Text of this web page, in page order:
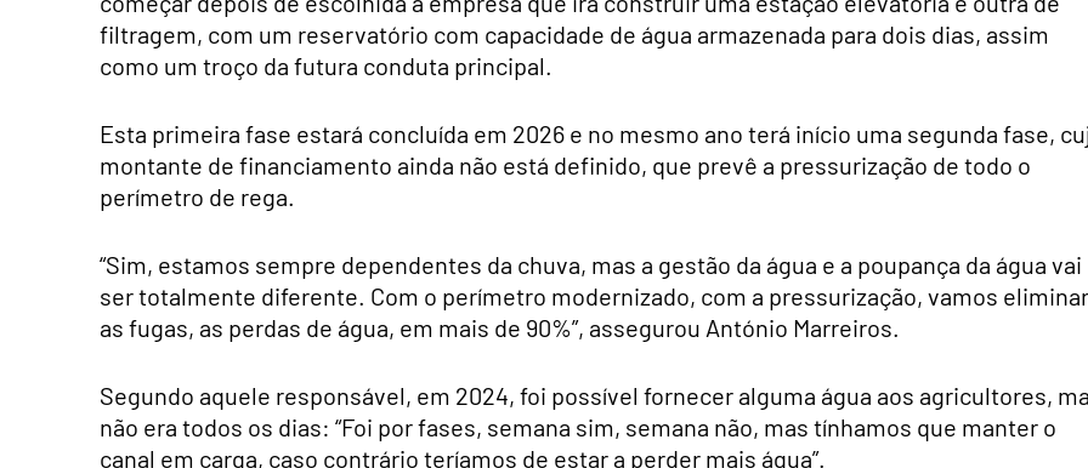
filtragem, com um reservatório com capacidade de água armazenada para dois dias, assim
como um troço da futura conduta principal.
Esta primeira fase estará concluída em 2026 e no mesmo ano terá início uma segunda fase,
montante de financiamento ainda não está definido, que prevê a pressurização de todo o
perímetro de rega.
“Sim, estamos sempre dependentes da chuva, mas a gestão da água e a poupança da água vai
ser totalmente diferente. Com o perímetro modernizado, com a pressurização, vamos eliminar
as fugas, as perdas de água, em mais de 90%”, assegurou António Marreiros.
Segundo aquele responsável, em 2024, foi possível fornecer alguma água aos agricultores,
não era todos os dias: “Foi por fases, semana sim, semana não, mas tínhamos que manter o
canal em carga, caso contrário teríamos de estar a perder mais água”.